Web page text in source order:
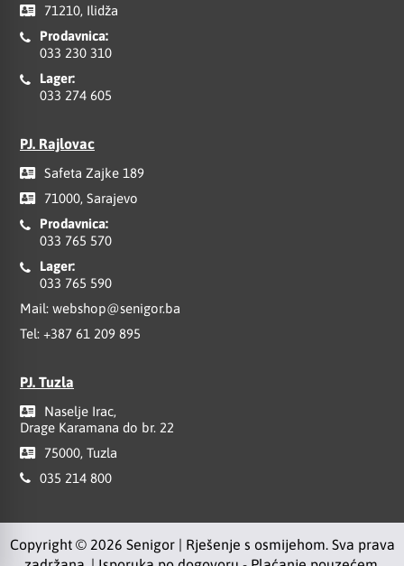
71210, Ilidža
Prodavnica:
033 230 310
Lager:
033 274 605
PJ. Rajlovac
Safeta Zajke 189
71000, Sarajevo
Prodavnica:
033 765 570
Lager:
033 765 590
Mail: webshop@senigor.ba
Tel: +387 61 209 895
PJ. Tuzla
Naselje Irac,
Drage Karamana do br. 22
75000, Tuzla
035 214 800
Copyright © 2026 Senigor | Rješenje s osmijehom. Sva prava